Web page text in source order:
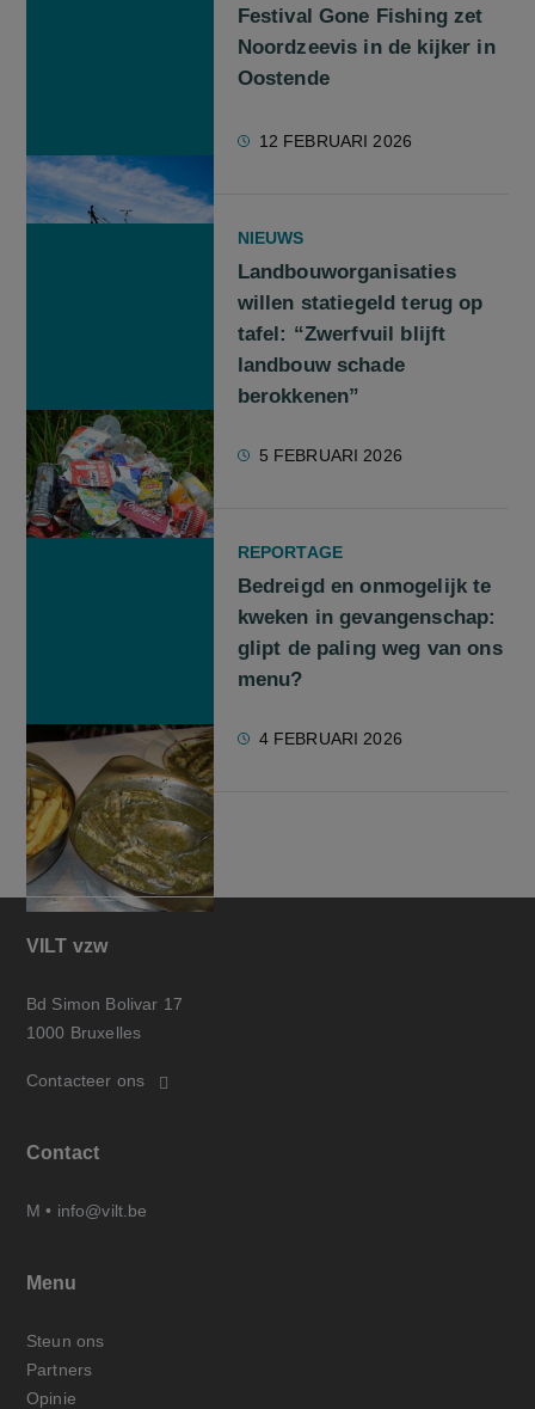
Festival Gone Fishing zet
Noordzeevis in de kijker in
Oostende
12 FEBRUARI 2026
NIEUWS
Landbouworganisaties
willen statiegeld terug op
tafel: “Zwerfvuil blijft
landbouw schade
berokkenen”
5 FEBRUARI 2026
REPORTAGE
Bedreigd en onmogelijk te
kweken in gevangenschap:
glipt de paling weg van ons
menu?
4 FEBRUARI 2026
VILT vzw
Bd Simon Bolivar 17
1000 Bruxelles
Contacteer ons
Contact
M • info@vilt.be
Menu
Steun ons
Partners
Opinie